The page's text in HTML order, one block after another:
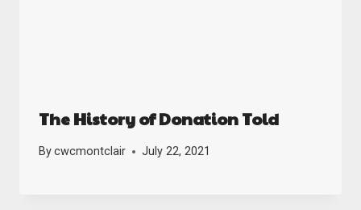
The History of Donation Told
Bycwcmontclair July 22, 2021